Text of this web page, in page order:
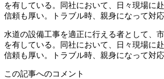
を有している。同社において、日々現場に
信頼も厚い。トラブル時、親身になって対
水道の設備工事を適正に行える者として、
を有している。同社において、日々現場に
信頼も厚い。トラブル時、親身になって対
この記事へのコメント